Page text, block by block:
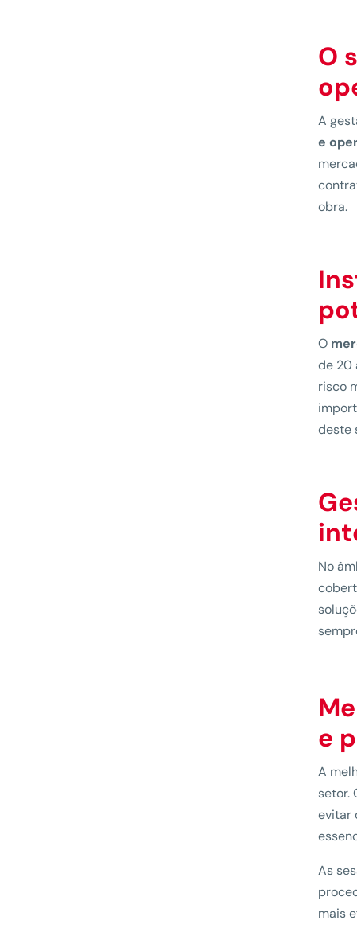
O
A
e
obra.
O
de 20
risco
deste
No
e
A
setor.
evitar
As
mais